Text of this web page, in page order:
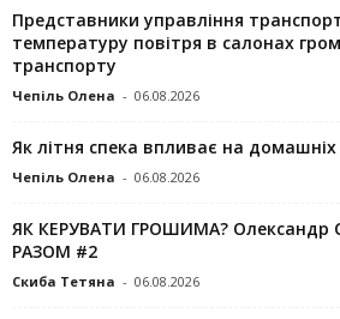
Представники управління
температуру повітря в салонах
транспорту
Чепіль Олена - 06.08.2026
Як літня спека впливає на
Чепіль Олена - 06.08.2026
ЯК КЕРУВАТИ ГРОШИМА? Олександр
РАЗОМ #2
Скиба Тетяна - 06.08.2026